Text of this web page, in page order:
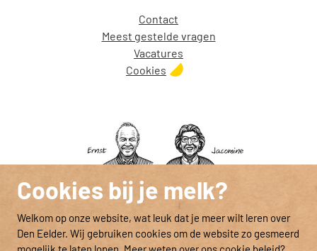
Cookies bij je melk?
Welkom op onze website, wat leuk dat je meer wilt leren over
Den Eelder. Wij gebruiken cookies om de website zo gesmeerd
Contact
Meest gestelde vragen
Vacatures
Cookies